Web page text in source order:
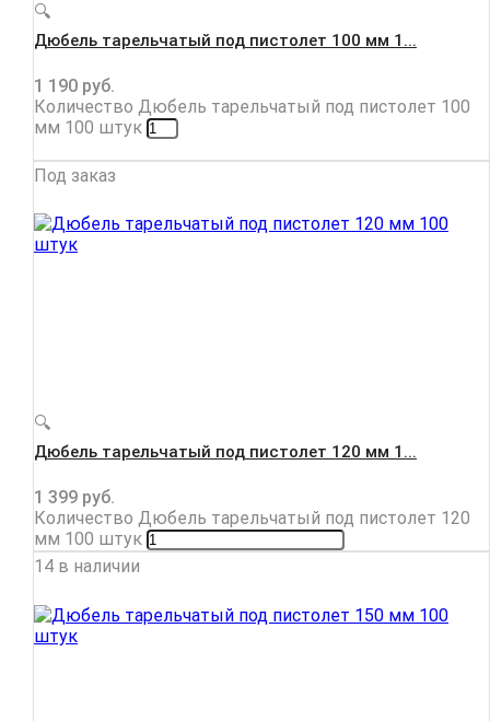
🔍
Дюбель тарельчатый под пистолет 100 мм 1...
1 190 руб.
Количество Дюбель тарельчатый под пистолет 100
мм 100 штук
Под заказ
🔍
Дюбель тарельчатый под пистолет 120 мм 1...
1 399 руб.
Количество Дюбель тарельчатый под пистолет 120
мм 100 штук
14 в наличии